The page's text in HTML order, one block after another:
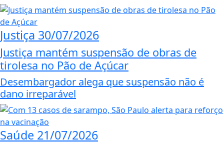
Justiça 30/07/2026
Justiça mantém suspensão de obras de
tirolesa no Pão de Açúcar
Desembargador alega que suspensão não é
dano irreparável
Saúde 21/07/2026